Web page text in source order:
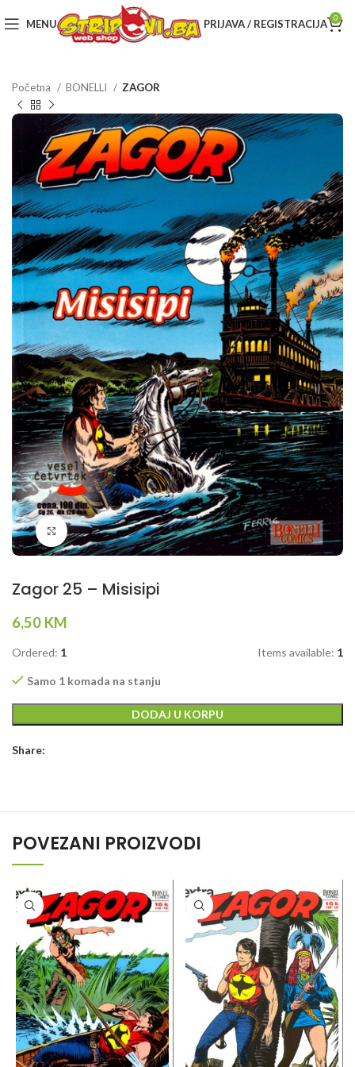
MENU PRIJAVA / REGISTRACIJA 0
Početna BONELLI ZAGOR
Klikni da povečaš
Zagor 25 – Misisipi
6,50 KM
Ordered: 1 Items available: 1
Samo 1 komada na stanju
DODAJ U KORPU
Share:
POVEZANI PROIZVODI